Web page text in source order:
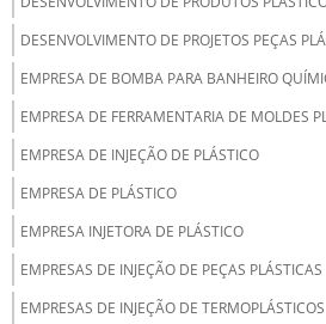
DESENVOLVIMENTO DE PROJETOS PEÇAS
EMPRESA DE BOMBA PARA BANHEIRO
EMPRESA DE FERRAMENTARIA DE MOLDES
EMPRESA DE INJEÇÃO DE PLÁSTICO
EMPRESA DE PLÁSTICO
EMPRESA INJETORA DE PLÁSTICO
EMPRESAS DE INJEÇÃO DE PEÇAS PLÁSTICAS
EMPRESAS DE INJEÇÃO DE TERMOPLÁSTICOS